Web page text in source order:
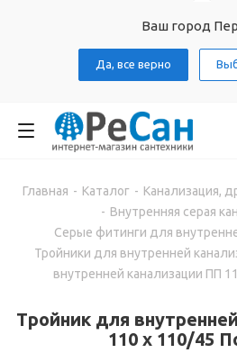
Ваш город
Да, все верно
Главная - Каталог - Канализация,
- Внутренняя серая
Серые фитинги для
Тройники для внутренней
внутренней канализации ПП
Тройник для
110 х 110/45